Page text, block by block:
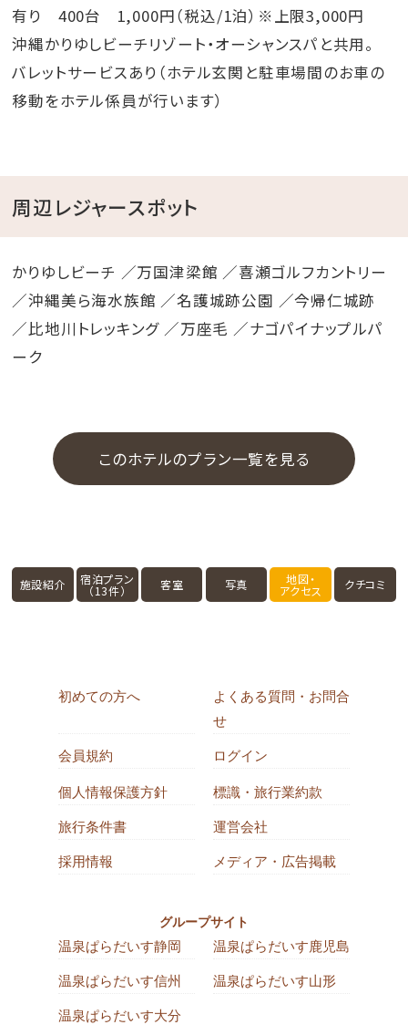
有り 400台 1,000円（税込/1泊）※上限3,000円
沖縄かりゆしビーチリゾート・オーシャンスパと共用。
バレットサービスあり（ホテル玄関と駐車場間のお車の
移動をホテル係員が行います）
周辺レジャースポット
かりゆしビーチ ／万国津梁館 ／喜瀬ゴルフカントリー
／沖縄美ら海水族館 ／名護城跡公園 ／今帰仁城跡
／比地川トレッキング ／万座毛 ／ナゴパイナップルパ
ーク
このホテルのプラン一覧を見る
施設紹介 宿泊プラン
（13件） 客室 写真 地図・
アクセス クチコミ
初めての方へ
よくある質問・お問合
せ
会員規約 ログイン
個人情報保護方針 標識・旅行業約款
旅行条件書 運営会社
採用情報 メディア・広告掲載
グループサイト
温泉ぱらだいす静岡 温泉ぱらだいす鹿児島
温泉ぱらだいす信州 温泉ぱらだいす山形
温泉ぱらだいす大分